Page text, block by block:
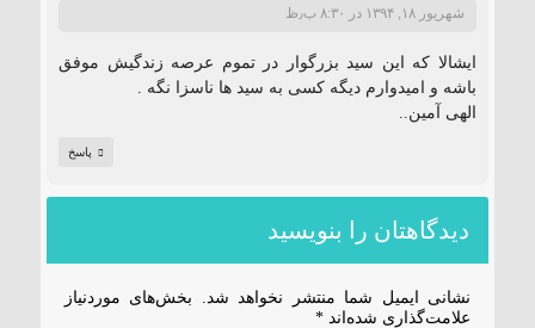
شهریور ۱۸, ۱۳۹۴ در ۸:۳۰ ب٫ظ
ایشالا که این سید بزرگوار در تموم عرصه زندگیش موفق
باشه و امیدوارم دیگه کسی به سید ها ناسزا نگه .
الهی آمین..
پاسخ
دیدگاهتان را بنویسید
نشانی ایمیل شما منتشر نخواهد شد.
بخش‌های موردنیاز
علامت‌گذاری شده‌اند *